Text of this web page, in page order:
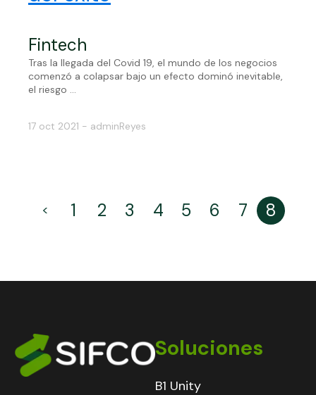
Fintech
Tras la llegada del Covid 19, el mundo de los negocios
comenzó a colapsar bajo un efecto dominó inevitable,
el riesgo ...
17 oct 2021 - adminReyes
< 1 2 3 4 5 6 7 8
Soluciones
B1 Unity